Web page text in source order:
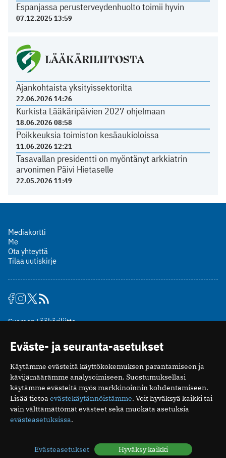
Espanjassa perusterveydenhuolto toimii hyvin
07.12.2025 13:59
LÄÄKÄRILIITOSTA
Ajankohtaista yksityissektorilta
22.06.2026 14:26
Kurkista Lääkäripäivien 2027 ohjelmaan
18.06.2026 08:58
Poikkeuksia toimiston kesäaukioloissa
11.06.2026 12:21
Tasavallan presidentti on myöntänyt arkkiatrin
arvonimen Päivi Hietaselle
22.05.2026 11:49
Mediakortti
Me
Ota yhteyttä
Tilaa uutiskirje
Suomen Lääkäriliitto
00510 Helsinki
puh. (09) 393 091
toimitus@potilaanlaakarilehti.fi
ISSN 2323-9476
Eväste- ja seuranta-asetukset
Käytämme evästeitä käyttökokemuksen parantamiseen ja
kävijämäärämme analysoimiseen. Suostumuksellasi
käytämme evästeitä myös markkinoinnin kohdentamiseen.
Lisää tietoa evästekäytännöistämme. Voit hyväksyä kaikki tai
vain välttämättömät evästeet sekä muokata asetuksia
evästeasetuksissa.
Evästeasetukset Hyväksy kaikki